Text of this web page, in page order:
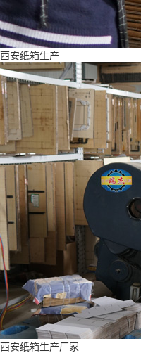
西安纸箱生产
西安纸箱生产厂家